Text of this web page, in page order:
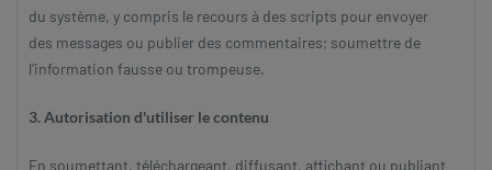
du système, y compris le recours à des scripts pour envoyer
des messages ou publier des commentaires; soumettre de
l’information fausse ou trompeuse.
3. Autorisation d'utiliser le contenu
En soumettant, téléchargeant, diffusant, affichant ou publiant